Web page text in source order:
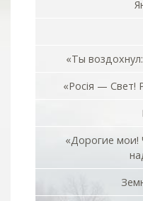
«Ты
«Росiя — Свет!
«Дорогие мои!